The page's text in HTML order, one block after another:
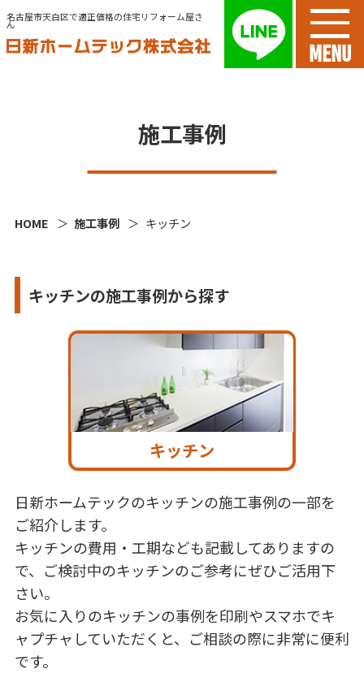
名古屋市天白区で適正価格の住宅リフォーム屋さ
ん
MENU
施工事例
HOME 施工事例 キッチン
キッチンの施工事例から探す
キッチン
日新ホームテックのキッチンの施工事例の一部を
ご紹介します。
キッチンの費用・工期なども記載してありますの
で、ご検討中のキッチンのご参考にぜひご活用下
さい。
お気に入りのキッチンの事例を印刷やスマホでキ
ャプチャしていただくと、ご相談の際に非常に便利
です。